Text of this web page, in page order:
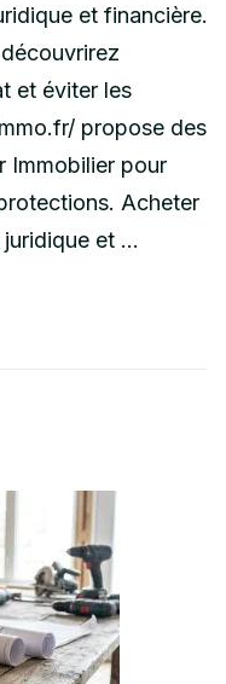
et financière.
et éviter les
propose des
Immobilier pour
Acheter
et …